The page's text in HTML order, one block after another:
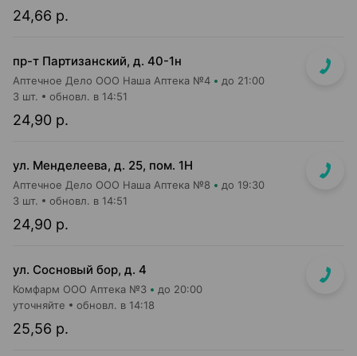
24,66 р.
пр-т Партизанский, д. 40-1н
Аптечное Дело ООО Наша Аптека №4 до 21:00
24,90 р.
3 шт. обновл. в 14:51
ул. Менделеева, д. 25, пом. 1Н
Аптечное Дело ООО Наша Аптека №8 до 19:30
24,90 р.
3 шт. обновл. в 14:51
ул. Сосновый бор, д. 4
Комфарм ООО Аптека №3 до 20:00
25,56 р.
уточняйте обновл. в 14:18